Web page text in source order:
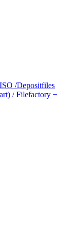
/Depositfiles
/ Filefactory +